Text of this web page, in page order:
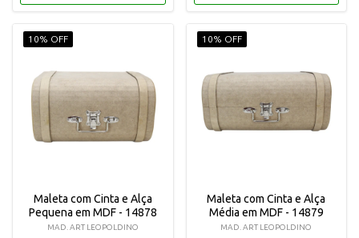
10% OFF
Maleta com Cinta e Alça
Pequena em MDF - 14878
MAD. ART LEOPOLDINO
10% OFF
Maleta com Cinta e Alça
Média em MDF - 14879
MAD. ART LEOPOLDINO